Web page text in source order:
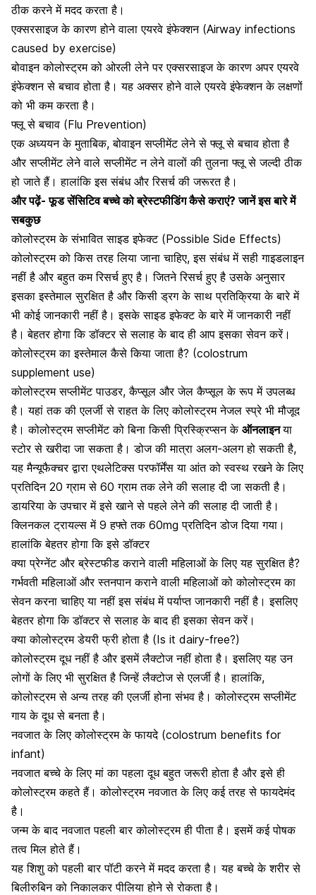
ठीक करने में मदद करता है।
एक्सरसाइज के कारण होने वाला एयरवे इंफेक्शन (Airway infections
caused by exercise)
बोवाइन कोलोस्ट्रम को ओरली लेने पर एक्सरसाइज के कारण अपर एयरवे
इंफेक्शन से बचाव होता है। यह अक्सर होने वाले एयरवे इंफेक्शन के लक्षणों
को भी कम करता है।
फ्लू से बचाव (Flu Prevention)
एक अध्ययन के मुताबिक, बोवाइन सप्लीमेंट लेने से फ्लू से बचाव होता है
और सप्लीमेंट लेने वाले सप्लीमेंट न लेने वालों की तुलना फ्लू से जल्दी ठीक
हो जाते हैं। हालांकि इस संबंध और रिसर्च की जरूरत है।
और पढ़ें-फूड सेंसिटिव बच्चे को ब्रेस्टफीडिंग कैसे कराएं? जानें इस बारे में
सबकुछ
कोलोस्ट्रम के संभावित साइड इफेक्ट (Possible Side Effects)
कोलोस्ट्रम को किस तरह लिया जाना चाहिए, इस संबंध में सही गाइडलाइन
नहीं है और बहुत कम रिसर्च हुए है। जितने रिसर्च हुए है उसके अनुसार
इसका इस्तेमाल सुरक्षित है और किसी ड्रग के साथ प्रतिक्रिया के बारे में
भी कोई जानकारी नहीं है। इसके साइड इफेक्ट के बारे में जानकारी नहीं
है। बेहतर होगा कि डॉक्टर से सलाह के बाद ही आप इसका सेवन करें।
कोलोस्ट्रम का इस्तेमाल कैसे किया जाता है? (colostrum
supplement use)
कोलोस्ट्रम सप्लीमेंट पाउडर, कैप्सूल और जेल कैप्सूल के रूप में उपलब्ध
है। यहां तक की एलर्जी से राहत के लिए कोलोस्ट्रम नेजल स्प्रे भी मौजूद
है। कोलोस्ट्रम सप्लीमेंट को बिना किसी प्रिस्क्रिप्सन के ऑनलाइन या
स्टोर से खरीदा जा सकता है। डोज की मात्रा अलग-अलग हो सकती है,
यह मैन्यूफैक्चर द्वारा एथलेटिक्स परफॉर्मेंस या आंत को स्वस्थ रखने के लिए
प्रतिदिन 20 ग्राम से 60 ग्राम तक लेने की सलाह दी जा सकती है।
डायरिया के उपचार में इसे खाने से पहले लेने की सलाह दी जाती है।
क्लिनकल ट्रायल्स में 9 हफ्ते तक 60mg प्रतिदिन डोज दिया गया।
हालांकि बेहतर होगा कि इसे डॉक्टर
क्या प्रेग्नेंट और ब्रेस्टफीड कराने वाली महिलाओं के लिए यह सुरक्षित है?
गर्भवती महिलाओं औरस्तनपान कराने वाली महिलाओंको कोलोस्ट्रम का
सेवन करना चाहिए या नहीं इस संबंध में पर्याप्त जानकारी नहीं है। इसलिए
बेहतर होगा कि डॉक्टर से सलाह के बाद ही इसका सेवन करें।
क्या कोलोस्ट्रम डेयरी फ्री होता है (Is it dairy-free?)
कोलोस्ट्रम दूध नहीं है और इसमें लैक्टोज नहीं होता है। इसलिए यह उन
लोगों के लिए भी सुरक्षित है जिन्हें लैक्टोज से एलर्जी है। हालांकि,
कोलोस्ट्रम से अन्य तरह की एलर्जी होना संभव है। कोलोस्ट्रम सप्लीमेंट
गाय के दूध से बनता है।
नवजात के लिए कोलोस्‍ट्रम के फायदे (colostrum benefits for
infant)
नवजात बच्चे के लिए मां का पहला दूध बहुत जरूरी होता है और इसे ही
कोलोस्ट्रम कहते हैं। कोलोस्ट्रम नवजात के लिए कई तरह से फायदेमंद
है।
जन्‍म के बाद नवजात पहली बार कोलोस्‍ट्रम ही पीता है। इसमें कई पोषक
तत्‍व मिल होते हैं।
यह शिशु को पहली बार पॉटी करने में मदद करता है। यह बच्‍चे के शरीर से
बिलीरुबिन को निकालकर पीलिया होने से रोकता है।